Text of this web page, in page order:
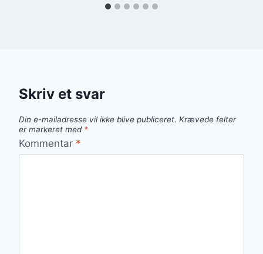
Skriv et svar
Din e-mailadresse vil ikke blive publiceret. Krævede felter
er markeret med *
Kommentar *